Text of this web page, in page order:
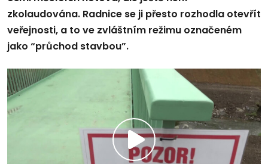
zkolaudována. Radnice se ji přesto rozhodla otevřít
veřejnosti, a to ve zvláštním režimu označeném
jako “průchod stavbou”.
Přehrát